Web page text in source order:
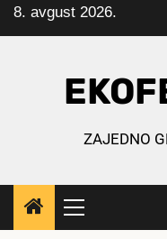
Skip
to
8. avgust 2026.
ZAJEDNO
Primary
Menu